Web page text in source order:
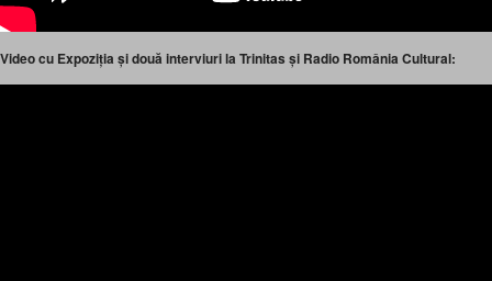
Video cu Expoziția și două interviuri la Trinitas și Radio România Cultural: